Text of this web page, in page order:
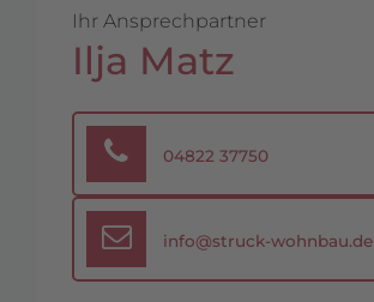
Ihr Ansprechpartner
Ilja Matz
04822 37750
info@struck-wohnbau.de